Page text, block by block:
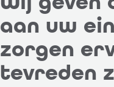
aan uw
zorgen
tevreden